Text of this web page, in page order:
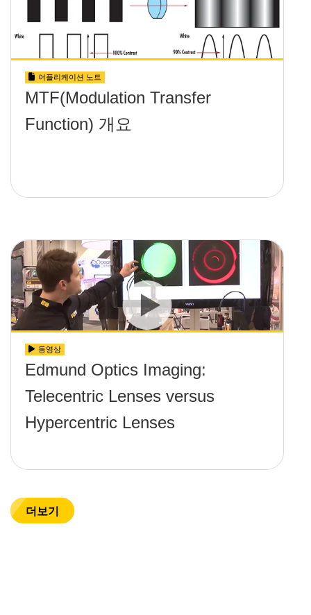
어플리케이션 노트
MTF(Modulation Transfer
Function) 개요
동영상
Edmund Optics Imaging:
Telecentric Lenses versus
Hypercentric Lenses
더보기